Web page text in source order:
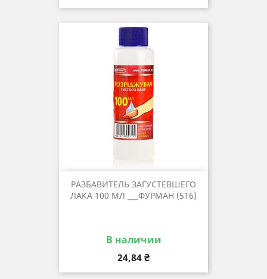
РАЗБАВИТЕЛЬ ЗАГУСТЕВШЕГО
ЛАКА 100 МЛ ___ФУРМАН (516)
В наличии
Цена
24,84 ₴